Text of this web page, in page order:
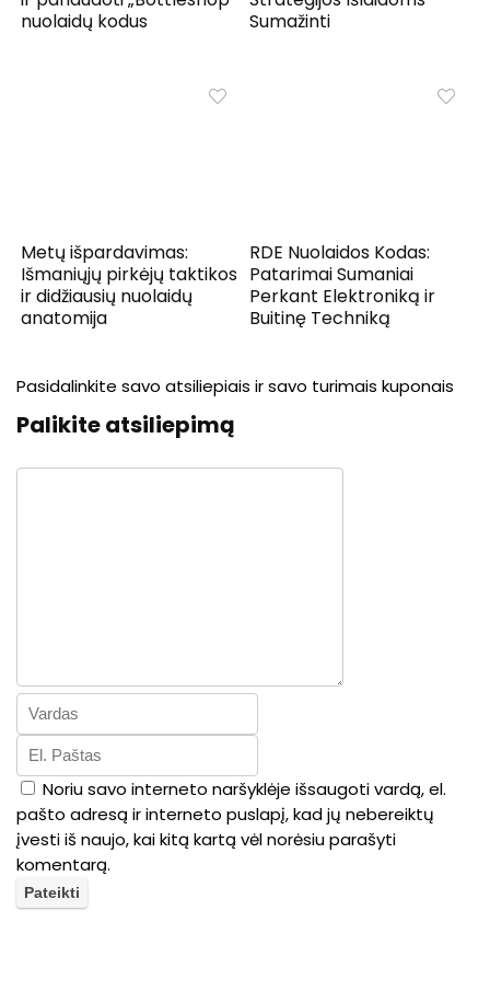
nuolaidų kodus
Sumažinti
Metų išpardavimas:
Išmaniųjų pirkėjų taktikos
ir didžiausių nuolaidų
anatomija
RDE Nuolaidos Kodas:
Patarimai Sumaniai
Perkant Elektroniką ir
Buitinę Techniką
Pasidalinkite savo atsiliepiais ir savo turimais kuponais
Palikite atsiliepimą
Noriu savo interneto naršyklėje išsaugoti vardą, el.
pašto adresą ir interneto puslapį, kad jų nebereiktų
įvesti iš naujo, kai kitą kartą vėl norėsiu parašyti
komentarą.